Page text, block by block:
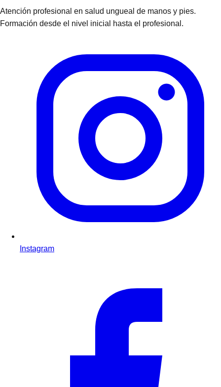
Atención profesional en salud ungueal de manos y pies.
Formación desde el nivel inicial hasta el profesional.
Instagram